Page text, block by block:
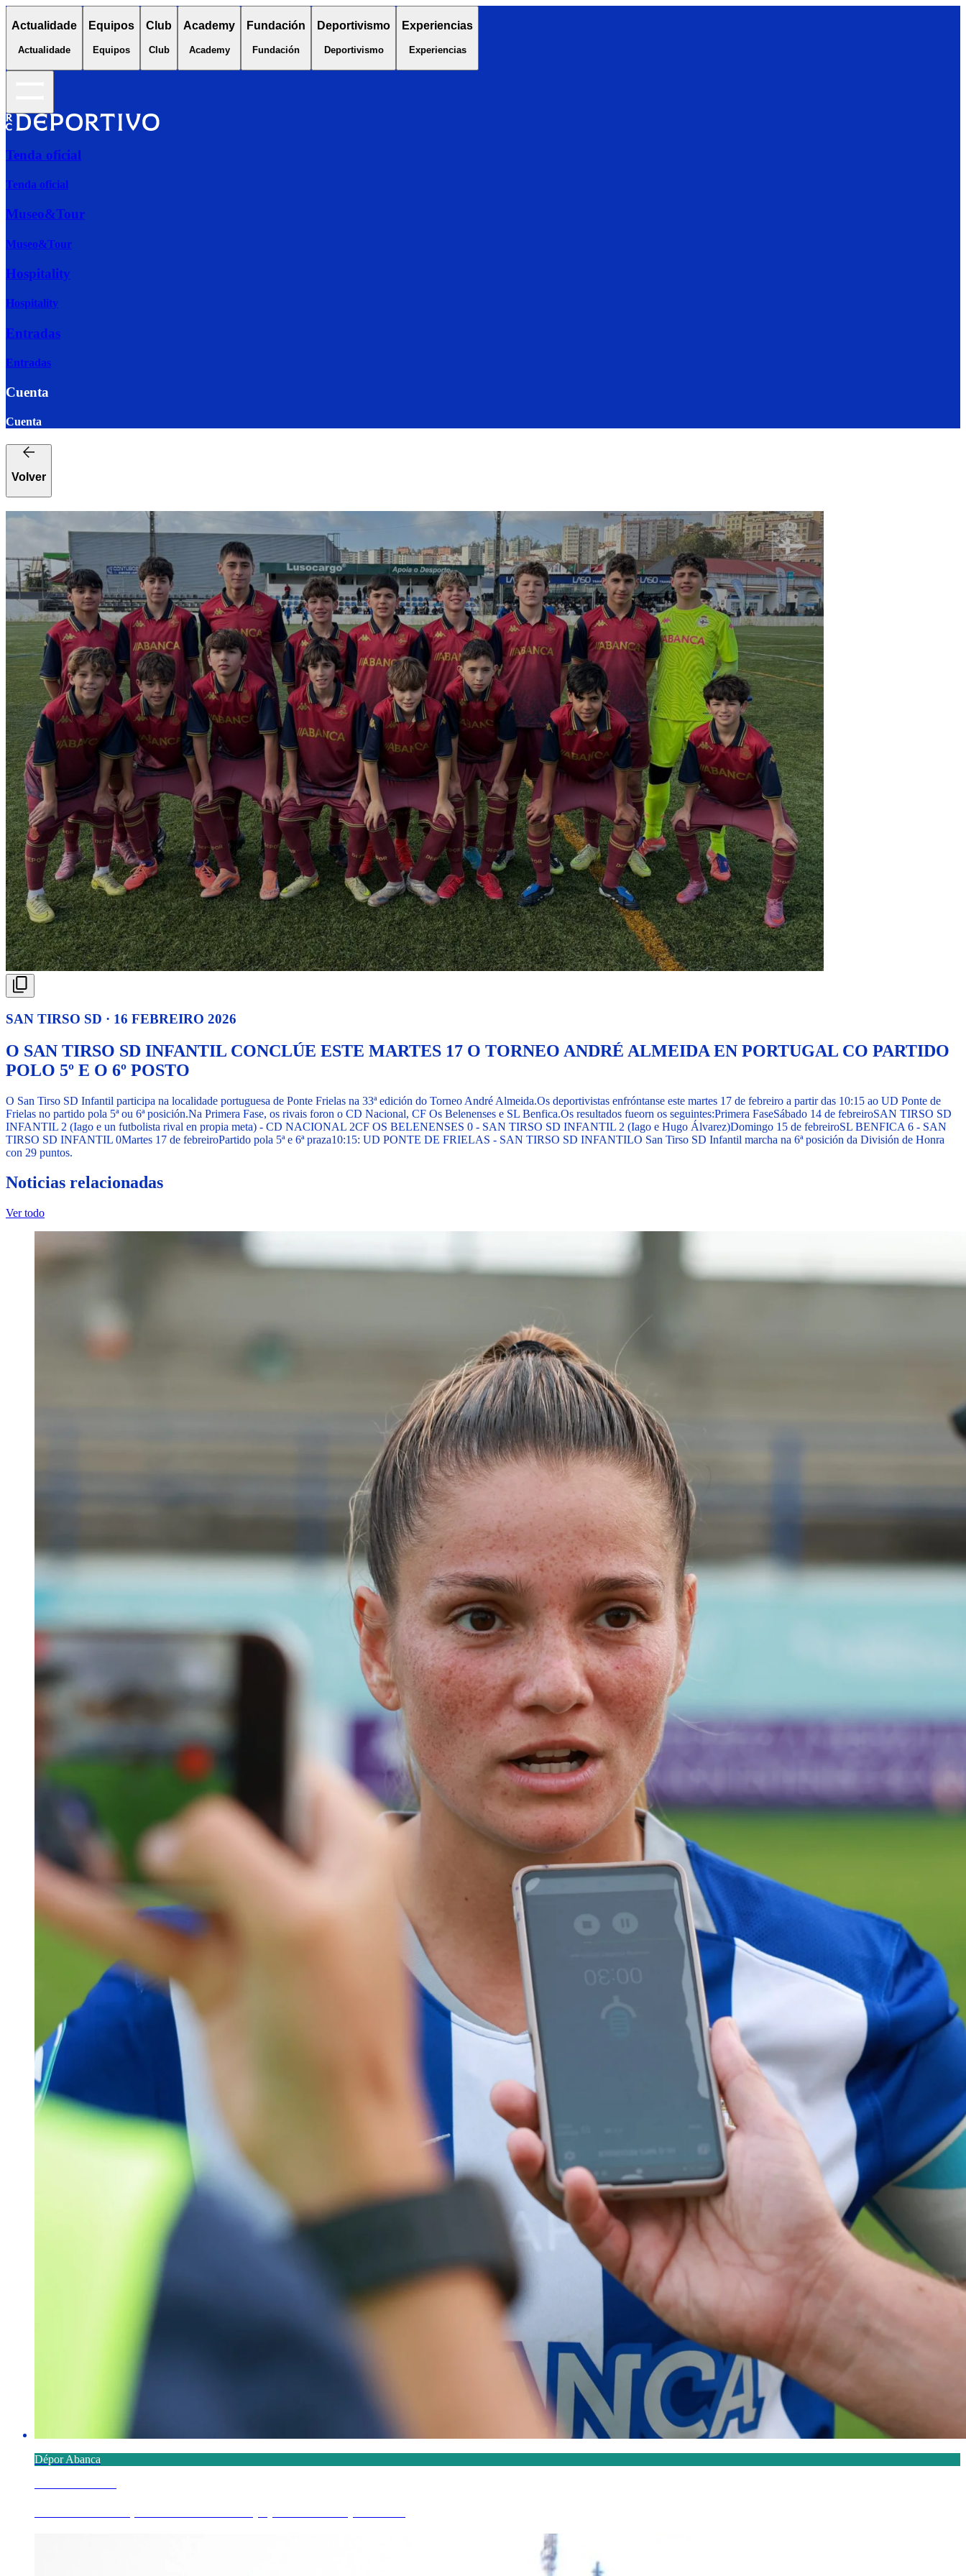
Actualidade
Actualidade
Equipos
Equipos
Club
Club
Academy
Academy
Fundación
Fundación
Deportivismo
Deportivismo
Experiencias
Experiencias
Tenda oficial
Tenda oficial
Museo&Tour
Museo&Tour
Hospitality
Hospitality
Entradas
Entradas
Cuenta
Cuenta
Volver
SAN TIRSO SD · 16 FEBREIRO 2026
O SAN TIRSO SD INFANTIL CONCLÚE ESTE MARTES 17 O TORNEO ANDRÉ ALMEIDA EN PORTUGAL CO PARTIDO
POLO 5º E O 6º POSTO
O San Tirso SD Infantil participa na localidade portuguesa de Ponte Frielas na 33ª edición do Torneo André Almeida.Os deportivistas enfróntanse este martes 17 de febreiro a partir das 10:15 ao UD Ponte de
Frielas no partido pola 5ª ou 6ª posición.Na Primera Fase, os rivais foron o CD Nacional, CF Os Belenenses e SL Benfica.Os resultados fueorn os seguintes:Primera FaseSábado 14 de febreiroSAN TIRSO SD
INFANTIL 2 (Iago e un futbolista rival en propia meta) - CD NACIONAL 2CF OS BELENENSES 0 - SAN TIRSO SD INFANTIL 2 (Iago e Hugo Álvarez)Domingo 15 de febreiroSL BENFICA 6 - SAN
TIRSO SD INFANTIL 0Martes 17 de febreiroPartido pola 5ª e 6ª praza10:15: UD PONTE DE FRIELAS - SAN TIRSO SD INFANTILO San Tirso SD Infantil marcha na 6ª posición da División de Honra
con 29 puntos.
Noticias relacionadas
Ver todo
Dépor Abanca